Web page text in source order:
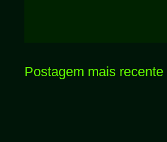
Postagem mais recente